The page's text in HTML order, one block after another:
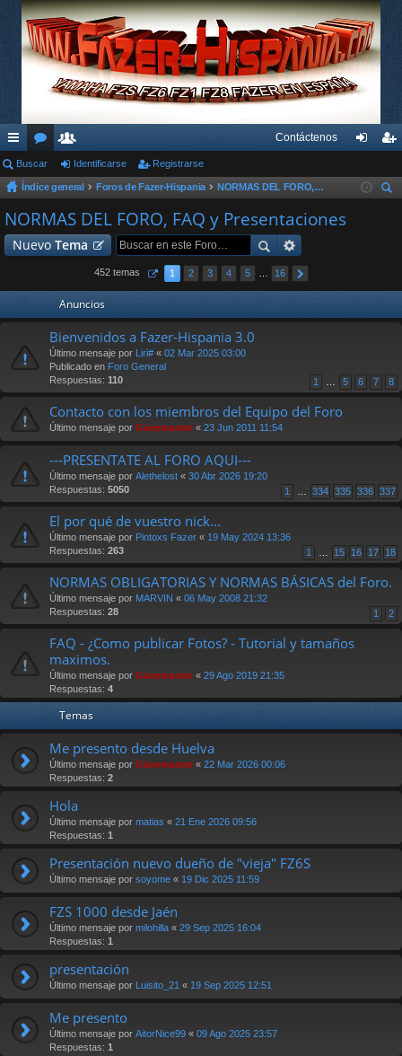
nl
ac
es
rá
or
os
su
ari
os
Contáctenos
nti ist
Buscar Identificarse Registrarse
Índice general Foros de Fazer-Hispania
NORMAS DEL FORO, FAQ y Presentaciones
NORMAS DEL FORO, FAQ y Presentaciones
Nuevo Tema
452 temas 1 2 3 4 5 16
Anuncios
Bienvenidos a Fazer-Hispania 3.0
Último mensaje por Liri# « 02 Mar 2025 03:00
Publicado en Foro General
Respuestas: 110 1 5 6 7 8
Contacto con los miembros del Equipo del Foro
Último mensaje por Güesmaster « 23 Jun 2011 11:54
---PRESENTATE AL FORO AQUI---
Último mensaje por Alethelost « 30 Abr 2026 19:20
Respuestas: 5050 1 334 335 336 337
El por qué de vuestro nick...
Último mensaje por Pintoxs Fazer « 19 May 2024 13:36
Respuestas: 263 1 15 16 17 18
NORMAS OBLIGATORIAS Y NORMAS BÁSICAS del Foro.
Último mensaje por MARVIN « 06 May 2008 21:32
Respuestas: 28 1 2
FAQ - ¿Como publicar Fotos? - Tutorial y tamaños
maximos.
Último mensaje por Güesmaster « 29 Ago 2019 21:35
Respuestas: 4
Temas
Me presento desde Huelva
Último mensaje por Güesmaster « 22 Mar 2026 00:06
Respuestas: 2
Hola
Último mensaje por matias « 21 Ene 2026 09:56
Respuestas: 1
Presentación nuevo dueño de "vieja" FZ6S
Último mensaje por soyome « 19 Dic 2025 11:59
FZS 1000 desde Jaén
Último mensaje por milohilla « 29 Sep 2025 16:04
Respuestas: 1
presentación
Último mensaje por Luisito_21 « 19 Sep 2025 12:51
Me presento
Último mensaje por AitorNice99 « 09 Ago 2025 23:57
Respuestas: 1